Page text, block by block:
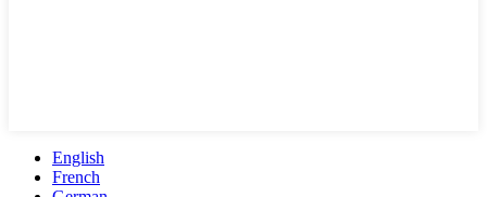
English
French